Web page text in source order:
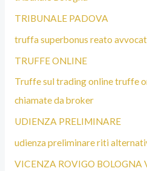
TRIBUNALE PADOVA
truffa superbonus reato
TRUFFE ONLINE
Truffe sul trading online truffe
chiamate da broker
UDIENZA PRELIMINARE
udienza preliminare riti
VICENZA ROVIGO BOLOGNA